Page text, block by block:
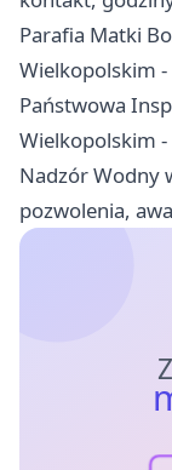
Parafia Matki
Wielkopolskim
Państwowa
Wielkopolskim
Nadzór Wodny
pozwolenia,